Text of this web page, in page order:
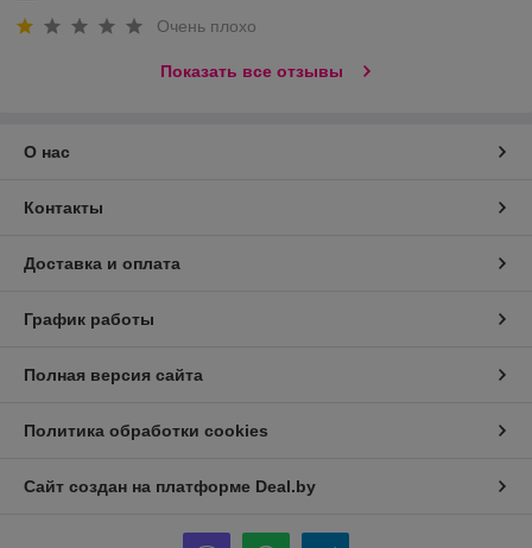
Очень плохо
Показать все отзывы
О нас
Контакты
Доставка и оплата
График работы
Полная версия сайта
Политика обработки cookies
Сайт создан на платформе Deal.by